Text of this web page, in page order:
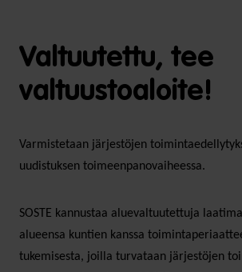
Valtuutettu, tee
valtuustoaloite!
Varmistetaan järjestöjen
uudistuksen toimeenpanovaiheessa.
SOSTE kannustaa aluevaltuutettuja
alueensa kuntien kanssa
tukemisesta, joilla turvataan järjestöjen